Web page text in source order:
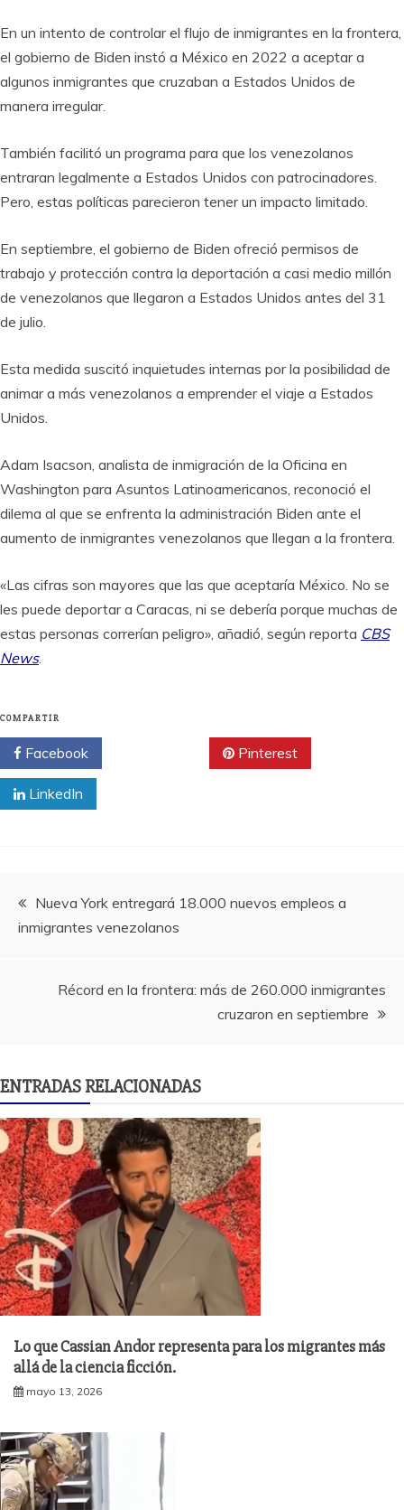
En un intento de controlar el flujo de inmigrantes en la frontera,
el gobierno de Biden instó a México en 2022 a aceptar a
algunos inmigrantes que cruzaban a Estados Unidos de
manera irregular.
También facilitó un programa para que los venezolanos
entraran legalmente a Estados Unidos con patrocinadores.
Pero, estas políticas parecieron tener un impacto limitado.
En septiembre, el gobierno de Biden ofreció permisos de
trabajo y protección contra la deportación a casi medio millón
de venezolanos que llegaron a Estados Unidos antes del 31
de julio.
Esta medida suscitó inquietudes internas por la posibilidad de
animar a más venezolanos a emprender el viaje a Estados
Unidos.
Adam Isacson, analista de inmigración de la Oficina en
Washington para Asuntos Latinoamericanos, reconoció el
dilema al que se enfrenta la administración Biden ante el
aumento de inmigrantes venezolanos que llegan a la frontera.
«Las cifras son mayores que las que aceptaría México. No se
les puede deportar a Caracas, ni se debería porque muchas de
estas personas correrían peligro», añadió, según reporta CBS
News.
COMPARTIR
Facebook Pinterest
LinkedIn
Navegación
de
entradas
Nueva York entregará 18.000 nuevos empleos a
inmigrantes venezolanos
Récord en la frontera: más de 260.000 inmigrantes
cruzaron en septiembre
ENTRADAS RELACIONADAS
Lo que Cassian Andor representa para los migrantes más
allá de la ciencia ficción.
mayo 13, 2026